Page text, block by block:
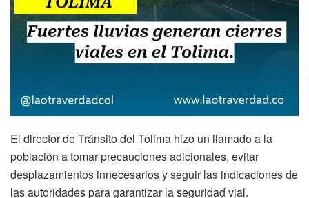
El director de Tránsito del Tolima hizo un llamado a la
población a tomar precauciones adicionales, evitar
desplazamientos innecesarios y seguir las indicaciones de
las autoridades para garantizar la seguridad vial.